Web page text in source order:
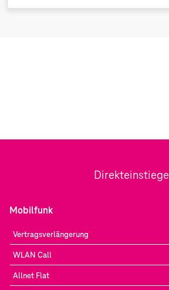
Direkteinstiege
Mobilfunk
Vertragsverlängerung
WLAN Call
Allnet Flat